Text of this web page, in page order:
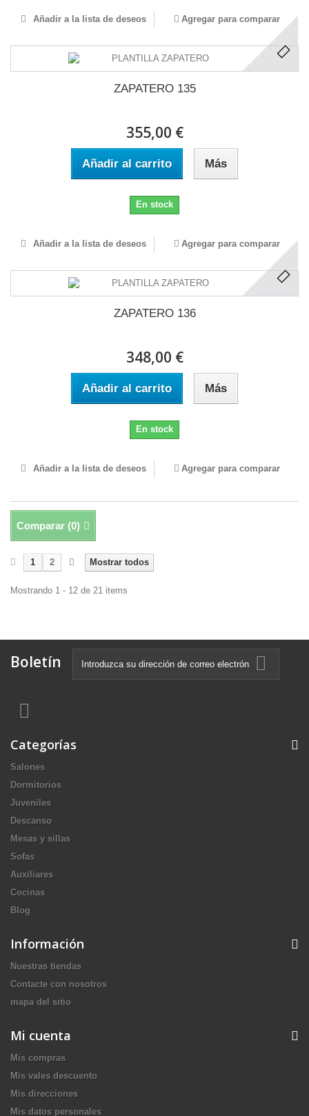
Añadir a la lista de deseos Agregar para comparar
ZAPATERO 135
355,00 €
Añadir al carrito Más
En stock
Añadir a la lista de deseos Agregar para comparar
ZAPATERO 136
348,00 €
Añadir al carrito Más
En stock
Añadir a la lista de deseos Agregar para comparar
Comparar (0)
Mostrar todos
1 2
Mostrando 1 - 12 de 21 items
Boletín
Categorías
Salones
Dormitorios
Juveniles
Descanso
Mesas y sillas
Sofas
Auxiliares
Cocinas
Blog
Información
Nuestras tiendas
Contacte con nosotros
mapa del sitio
Mi cuenta
Mis compras
Mis vales descuento
Mis direcciones
Mis datos personales